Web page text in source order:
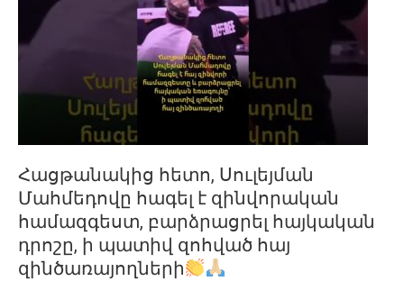
Հացթանակից հետո, Սուլեյման
Մահմեդովը հագել է զինվորական
համազգեստ, բարձրացրել հայկական
դրոշը, ի պատիվ զոհված հայ
զինծառայողների